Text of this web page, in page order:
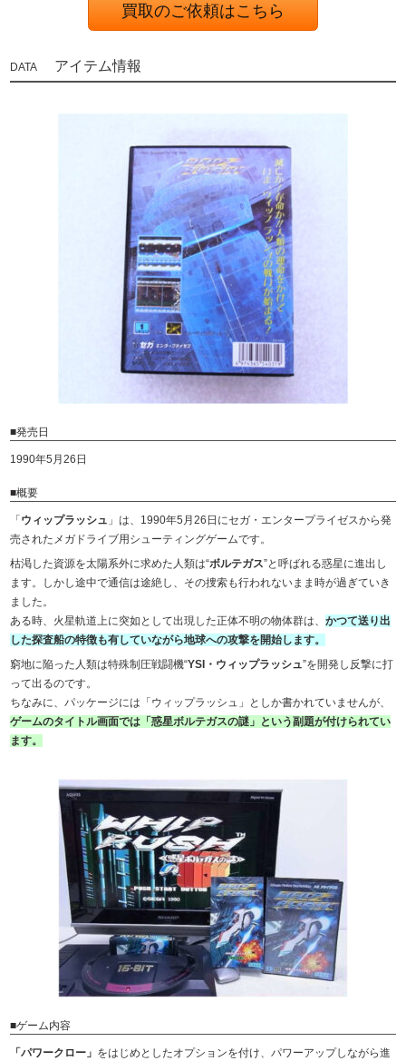
買取のご依頼はこちら
アイテム情報
■発売日
1990年5月26日
■概要
「ウィップラッシュ 」は、1990年5月26日にセガ・エンタープライゼスから発
売されたメガドライブ用シューティングゲームです。
枯渇した資源を太陽系外に求めた人類は“ボルテガス”と呼ばれる惑星に進出し
ます。しかし途中で通信は途絶し、その捜索も行われないまま時が過ぎていき
ました。
ある時、火星軌道上に突如として出現した正体不明の物体群は、かつて送り出
した探査船の特徴も有していながら地球への攻撃を開始します。
窮地に陥った人類は特殊制圧戦闘機“YSI・ウィップラッシュ”を開発し反撃に打
って出るのです。
ちなみに、パッケージには「ウィップラッシュ」としか書かれていませんが、
ゲームのタイトル画面では「惑星ボルテガスの謎」という副題が付けられてい
ます。
■ゲーム内容
「パワークロー」 をはじめとしたオプションを付け、パワーアップしながら進